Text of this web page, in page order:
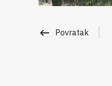
keyboard_backspace Povratak